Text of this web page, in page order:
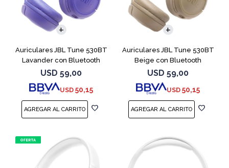
Auriculares JBL Tune 530BT
Lavander con Bluetooth
USD 59,00
USD 50,15
Auriculares JBL Tune 530BT
Beige con Bluetooth
USD 59,00
USD 50,15